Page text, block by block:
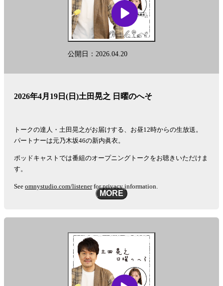
公開日：2026.04.20
2026年4月19日(日)土田晃之 日曜のへそ
トークの達人・土田晃之がお届けする、お昼12時からの生放送。
パートナーは元乃木坂46の新内眞衣。
ポッドキャストでは番組のオープニングトークをお聴きいただけま
す。
See omnystudio.com/listenerfor privacy information.
MORE